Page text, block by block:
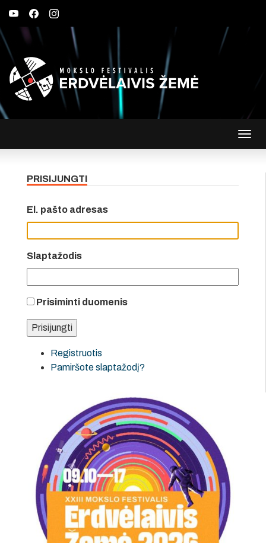
PRISIJUNGTI
El. pašto adresas
Slaptažodis
Prisiminti duomenis
Registruotis
Pamiršote slaptažodį?